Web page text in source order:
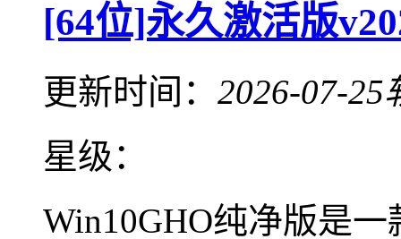
[64位]永久激活版
更新时间： 2026-07-25
星级：
Win10GHO纯净版是